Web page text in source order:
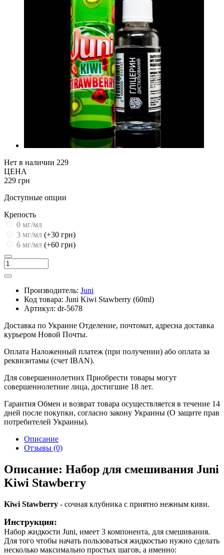
Нет в наличии 229
ЦЕНА
229 грн
Доступные опции
Крепость
0 мг/мл
3 мг/мл (+30 грн)
6 мг/мл (+60 грн)
Производитель: Juni
Код товара: Juni Kiwi Stawberry (60ml)
Артикул: dr-5678
Доставка по Украине Отделение, почтомат, адресна доставка
курьером Новой Почты.
Оплата Наложенный платеж (при получении) або оплата за
реквизитамы (счет IBAN).
Для совершеннолетних Приобрести товары могут
совершеннолетние лица, достигшие 18 лет.
Гарантия Обмен и возврат товара осуществляется в течение 14
дней после покупки, согласно закону Украины (О защите прав
потребителей Украины).
Описание
Отзывы (0)
Описание: Набор для смешивания Juni
Kiwi Stawberry
Kiwi Stawberry - сочная клубника с приятно нежным киви.
Инструкция:
Набор жидкости Juni, имеет 3 компонента, для смешивания.
Для того чтобы начать пользоваться жидкостью нужно сделать
несколько максимально простых шагов, а именно: